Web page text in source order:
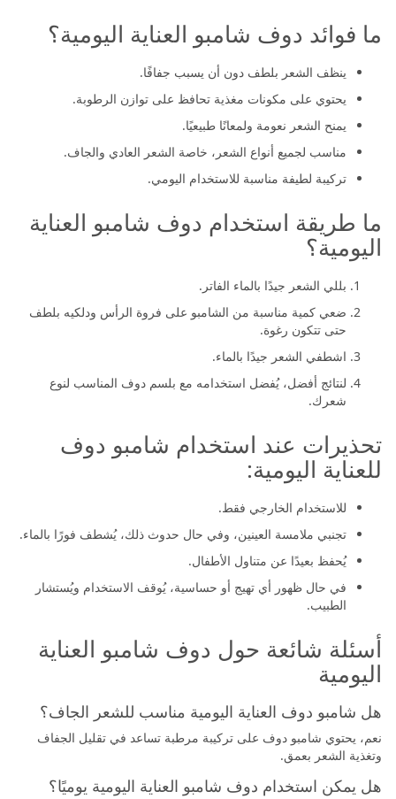
ما فوائد دوف شامبو العناية اليومية؟
ينظف الشعر بلطف دون أن يسبب جفافًا.
يحتوي على مكونات مغذية تحافظ على توازن الرطوبة.
يمنح الشعر نعومة ولمعانًا طبيعيًا.
مناسب لجميع أنواع الشعر، خاصة الشعر العادي والجاف.
تركيبة لطيفة مناسبة للاستخدام اليومي.
ما طريقة استخدام دوف شامبو العناية
اليومية؟
بللي الشعر جيدًا بالماء الفاتر.
ضعي كمية مناسبة من الشامبو على فروة الرأس ودلكيه بلطف
حتى تتكون رغوة.
اشطفي الشعر جيدًا بالماء.
لنتائج أفضل، يُفضل استخدامه مع بلسم دوف المناسب لنوع
شعرك.
تحذيرات عند استخدام شامبو دوف
للعناية اليومية:
للاستخدام الخارجي فقط.
تجنبي ملامسة العينين، وفي حال حدوث ذلك، يُشطف فورًا بالماء.
يُحفظ بعيدًا عن متناول الأطفال.
في حال ظهور أي تهيج أو حساسية، يُوقف الاستخدام ويُستشار
الطبيب.
أسئلة شائعة حول دوف شامبو العناية
اليومية
هل شامبو دوف العناية اليومية مناسب للشعر الجاف؟
نعم، يحتوي شامبو دوف على تركيبة مرطبة تساعد في تقليل الجفاف
وتغذية الشعر بعمق.
هل يمكن استخدام دوف شامبو العناية اليومية يوميًا؟